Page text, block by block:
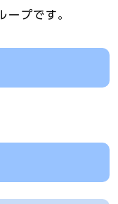
ープです。